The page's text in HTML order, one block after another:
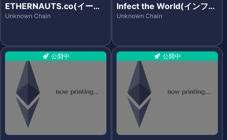
ETHERNAUTS.co(イーサ
ノーツ)
Unknown Chain
Infect the World(インフェ
クト・ザ・ワールド)
Unknown Chain
公開中 公開中